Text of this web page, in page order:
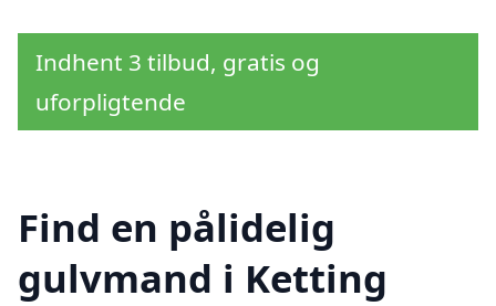
Indhent 3 tilbud, gratis og
uforpligtende
Find en pålidelig
gulvmand i Ketting